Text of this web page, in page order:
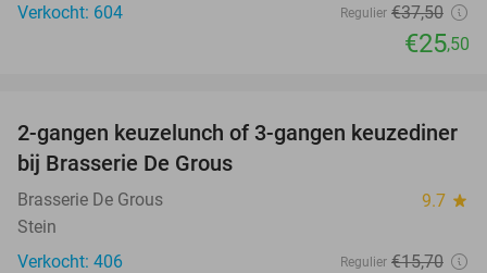
Verkocht: 604
Regulier €37,50
€25,50
30%
2-gangen keuzelunch of 3-gangen keuzediner
bij Brasserie De Grous
Brasserie De Grous 9.7 star
Stein
Verkocht: 406
Regulier €15,70